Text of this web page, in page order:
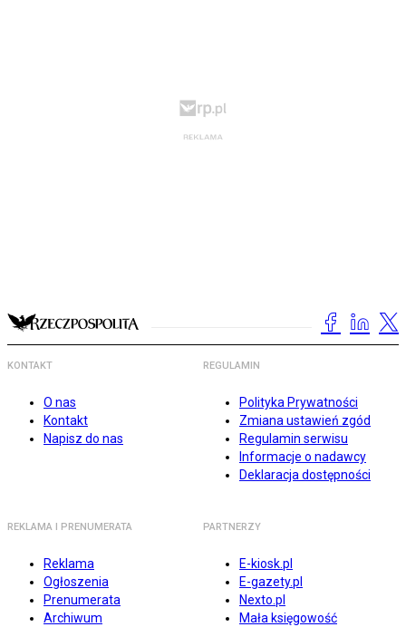
KONTAKT
O nas
Kontakt
Napisz do nas
REGULAMIN
Polityka Prywatności
Zmiana ustawień zgód
Regulamin serwisu
Informacje o nadawcy
Deklaracja dostępności
REKLAMA I PRENUMERATA
Reklama
Ogłoszenia
Prenumerata
Archiwum
PARTNERZY
E-kiosk.pl
E-gazety.pl
Nexto.pl
Mała księgowość